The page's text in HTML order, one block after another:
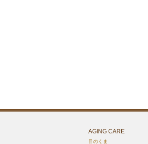
AGING CARE
目のくま